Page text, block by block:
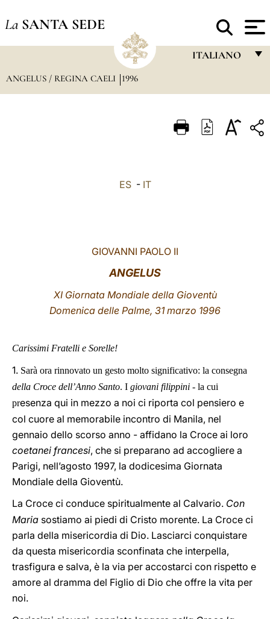
La SANTA SEDE
ITALIANO
ITALIANO
LATINE
ANGELUS / REGINA CAELI 1996
ES- IT
GIOVANNI PAOLO II
ANGELUS
XI Giornata Mondiale della Gioventù
Domenica delle Palme, 31 marzo 1996
Carissimi Fratelli e Sorelle!
1. Sarà ora rinnovato un gesto molto significativo: la consegna
della Croce dell’Anno Santo. I giovani filippini - la cui
presenza qui in mezzo a noi ci riporta col pensiero e
col cuore al memorabile incontro di Manila, nel
gennaio dello scorso anno - affidano la Croce ai loro
coetanei francesi, che si preparano ad accogliere a
Parigi, nell’agosto 1997, la dodicesima Giornata
Mondiale della Gioventù.
La Croce ci conduce spiritualmente al Calvario. Con
Maria sostiamo ai piedi di Cristo morente. La Croce ci
parla della misericordia di Dio. Lasciarci conquistare
da questa misericordia sconfinata che interpella,
trasfigura e salva, è la via per accostarci con rispetto e
amore al dramma del Figlio di Dio che offre la vita per
noi.